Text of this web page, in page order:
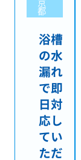
都
浴槽
の水
漏れ
で即
日対
応し
てい
ただ